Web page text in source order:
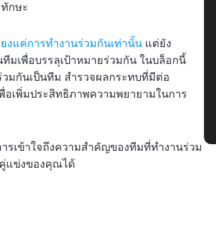
กษะ
ยงแค่การทำงานร่วมกันเท่านั้น แต่ยัง
มเพื่อบรรลุเป้าหมายร่วมกัน ในบล็อกนี้
วมกันเป็นทีม สำรวจผลกระทบที่มีต่อ
อเพิ่มประสิทธิภาพความพยายามในการ
เข้าใจถึงความสำคัญของทีมที่ทำงานร่วม
แข่งของคุณได้